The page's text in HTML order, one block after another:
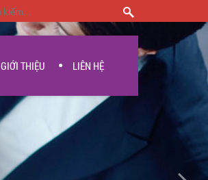
GIỚI THIỆU LIÊN HỆ